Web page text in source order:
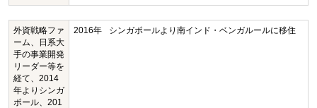
外資戦略ファ
ーム、日系大
手の事業開発
リーダー等を
経て、2014
年よりシンガ
ポール、201
2016年 シンガポールより南インド・ベンガルールに移住